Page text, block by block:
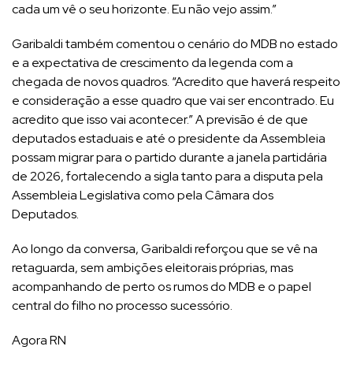
cada um vê o seu horizonte. Eu não vejo assim.”
Garibaldi também comentou o cenário do MDB no estado
e a expectativa de crescimento da legenda com a
chegada de novos quadros. “Acredito que haverá respeito
e consideração a esse quadro que vai ser encontrado. Eu
acredito que isso vai acontecer.” A previsão é de que
deputados estaduais e até o presidente da Assembleia
possam migrar para o partido durante a janela partidária
de 2026, fortalecendo a sigla tanto para a disputa pela
Assembleia Legislativa como pela Câmara dos
Deputados.
Ao longo da conversa, Garibaldi reforçou que se vê na
retaguarda, sem ambições eleitorais próprias, mas
acompanhando de perto os rumos do MDB e o papel
central do filho no processo sucessório.
Agora RN